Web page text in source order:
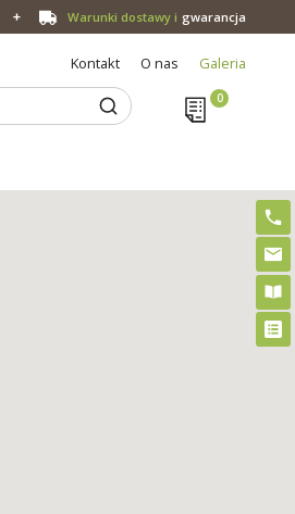
Warunki dostawy i gwarancja
Kontakt O nas Galeria